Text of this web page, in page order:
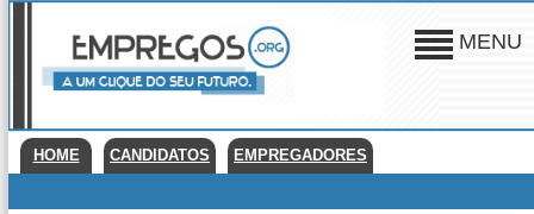
MENU
HOME CANDIDATOS EMPREGADORES